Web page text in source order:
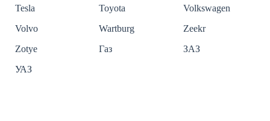
Tesla
Toyota
Volkswagen
Volvo
Wartburg
Zeekr
Zotye
Газ
ЗАЗ
УАЗ